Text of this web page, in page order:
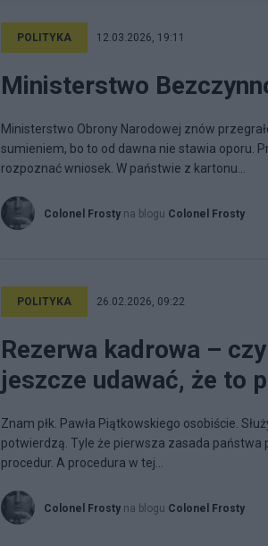
POLITYKA 12.03.2026, 19:11
Ministerstwo
Ministerstwo Obrony Narodowej znów
sumieniem, bo to od dawna nie stawia oporu.
rozpoznać wniosek. W państwie z kartonu...
Colonel Frosty na blogu Colonel Frosty
POLITYKA 26.02.2026, 09:22
Rezerwa kadrowa –
jeszcze udawać, że to
Znam płk. Pawła Piątkowskiego osobiście.
potwierdzą. Tyle że pierwsza zasada państwa
procedur. A procedura w tej...
Colonel Frosty na blogu Colonel Frosty